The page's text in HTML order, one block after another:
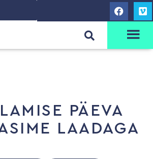
PÄEVA
LAADAGA